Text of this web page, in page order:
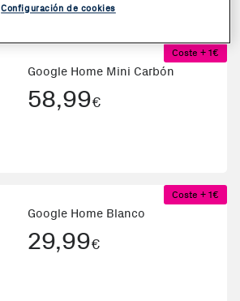
Coste + 1€
Google Home Mini Carbón
58,99€
Coste + 1€
Google Home Blanco
29,99€
Configuración de cookies